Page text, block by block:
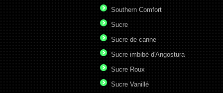
Southern Comfort
Sucre
Sucre de canne
Sucre imbibé d'Angostura
Sucre Roux
Sucre Vanillé